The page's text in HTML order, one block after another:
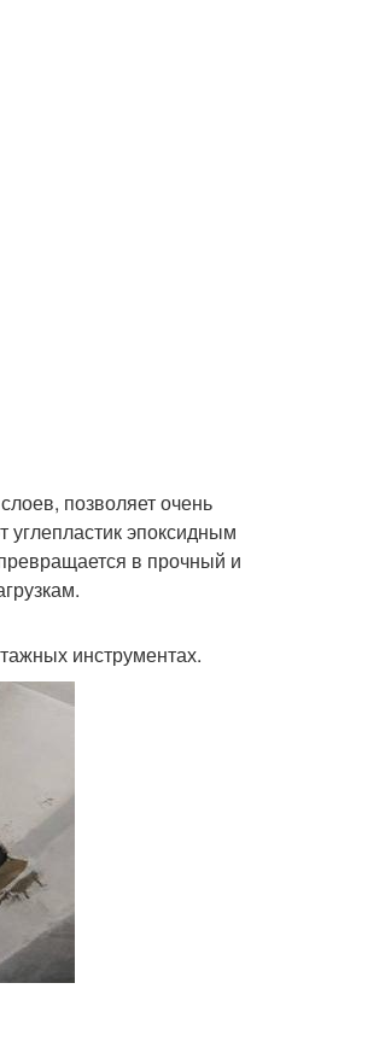
позволяет очень
углепластик эпоксидным
в прочный и
инструментах.